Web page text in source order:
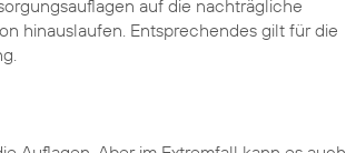
auf die nachträgliche
hinauslaufen. Entsprechendes gilt für die